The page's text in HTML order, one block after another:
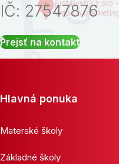
IČ: 27547876
Prejsť na kontakt
Hlavná ponuka
Materské školy
Základné školy